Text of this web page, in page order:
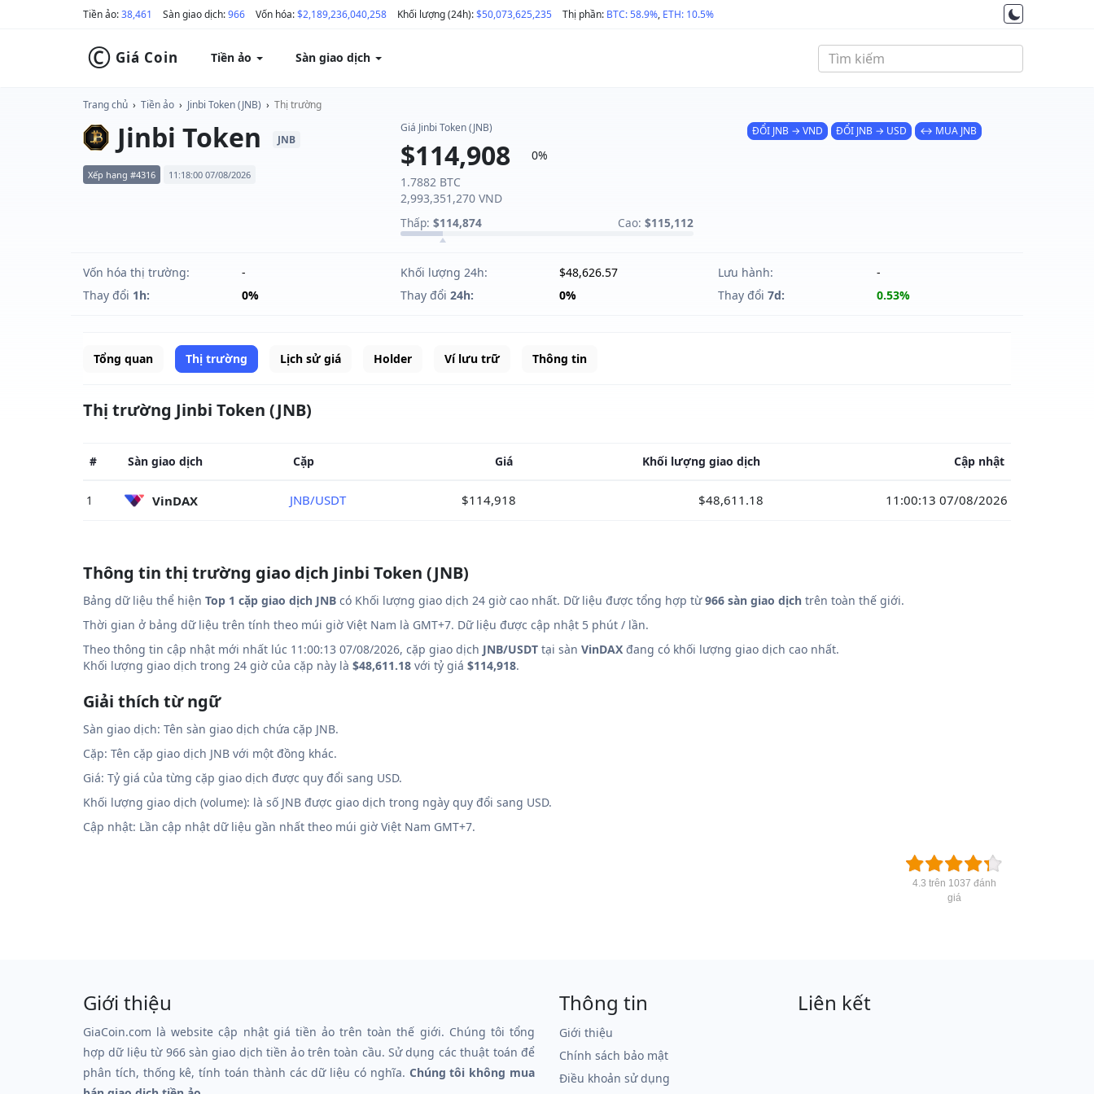
Tiền ảo:38,461 Sàn giao dịch:966 Vốn hóa:$2,189,236,040,258 Khối lượng (24h):$50,073,625,235 Thị phần: BTC: 58.9%, ETH: 10.5%
© Giá Coin Tiền ảo Sàn giao dịch
Trang chủ › Tiền ảo › Jinbi Token (JNB) › Thị trường
Jinbi Token JNB
Xếp hạng #4316 11:18:00 07/08/2026
Giá Jinbi Token (JNB)
$114,908
0%
1.7882 BTC
2,993,351,270 VND
Thấp: $114,874 Cao: $115,112
ĐỔI JNB → VND ĐỔI JNB → USD ↔ MUA JNB
Vốn hóa thị trường: - Khối lượng 24h: $48,626.57 Lưu hành:
-
Thay đổi 1h: 0% Thay đổi 24h: 0% Thay đổi 7d: 0.53%
Tổng quan Thị trường Lịch sử giá Holder Ví lưu trữ Thông tin
Thị trường Jinbi Token (JNB)
# Sàn giao dịch Cặp Giá Khối lượng giao dịch Cập nhật
1 VinDAX JNB/USDT $114,918 $48,611.18 11:00:13 07/08/2026
Thông tin thị trường giao dịch Jinbi Token (JNB)
Bảng dữ liệu thể hiện Top 1 cặp giao dịch JNB có Khối lượng giao dịch 24 giờ cao nhất. Dữ liệu được tổng hợp từ966 sàn giao dịch trên toàn thế giới.
Thời gian ở bảng dữ liệu trên tính theo múi giờ Việt Nam là GMT+7. Dữ liệu được cập nhật 5 phút / lần.
Theo thông tin cập nhật mới nhất lúc 11:00:13 07/08/2026, cặp giao dịch JNB/USDT tại sàn VinDAX đang có khối lượng giao dịch cao nhất.
Khối lượng giao dịch trong 24 giờ của cặp này là $48,611.18 với tỷ giá $114,918.
Giải thích từ ngữ
Sàn giao dịch: Tên sàn giao dịch chứa cặp JNB.
Cặp: Tên cặp giao dịch JNB với một đồng khác.
Giá: Tỷ giá của từng cặp giao dịch được quy đổi sang USD.
Khối lượng giao dịch (volume): là số JNB được giao dịch trong ngày quy đổi sang USD.
Cập nhật: Lần cập nhật dữ liệu gần nhất theo múi giờ Việt Nam GMT+7.
4.3 trên 1037 đánh
giá
Giới thiệu
GiaCoin.com là website cập nhật giá tiền ảo trên toàn thế giới. Chúng tôi tổng
hợp dữ liệu từ 966 sàn giao dịch tiền ảo trên toàn cầu. Sử dụng các thuật toán để
phân tích, thống kê, tính toán thành các dữ liệu có nghĩa. Chúng tôi không mua
Thông tin
Giới thiệu
Chính sách bảo mật
Điều khoản sử dụng
Liên kết